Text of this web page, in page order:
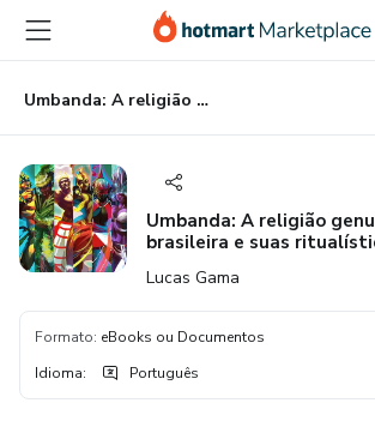
para
conteúdo
principal
para
pagamento
para
rodapé
Umbanda: A religião genuinamente brasileira e suas ritualísticas
Umbanda: A religião
brasileira e suas
Lucas Gama
Formato: eBooks ou Documentos
Idioma: Português